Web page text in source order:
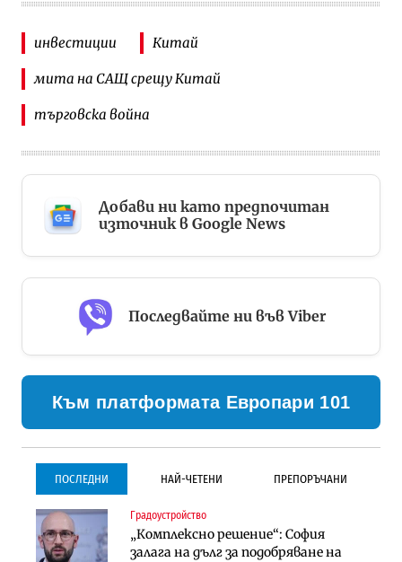
инвестиции Китай
мита на САЩ срещу Китай
търговска война
Добави ни като предпочитан
източник в Google News
Последвайте ни във Viber
Към платформата Европари 101
ПОСЛЕДНИ НАЙ-ЧЕТЕНИ ПРЕПОРЪЧАНИ
Градоустройство
„Комплексно решение“: София
залага на дълг за подобряване на
Градоустройство
Столична община избра
изпълнител за преместването на
Инфраструктура
Проектирането на тунела под
Петрохан ще върви паралелно с